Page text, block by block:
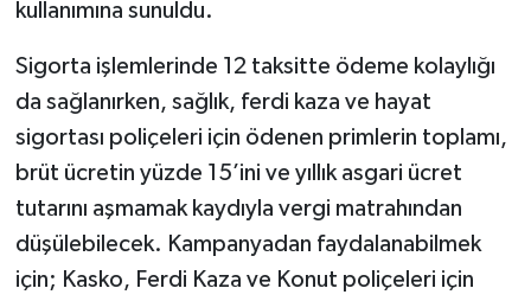
kullanımına sunuldu.
Sigorta işlemlerinde 12 taksitte ödeme kolaylığı
da sağlanırken, sağlık, ferdi kaza ve hayat
sigortası poliçeleri için ödenen primlerin toplamı,
brüt ücretin yüzde 15’ini ve yıllık asgari ücret
tutarını aşmamak kaydıyla vergi matrahından
düşülebilecek. Kampanyadan faydalanabilmek
için; Kasko, Ferdi Kaza ve Konut poliçeleri için